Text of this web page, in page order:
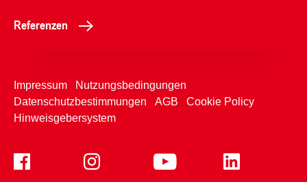
Referenzen
Impressum
Nutzungsbedingungen
Datenschutzbestimmungen
AGB
Cookie Policy
Hinweisgebersystem